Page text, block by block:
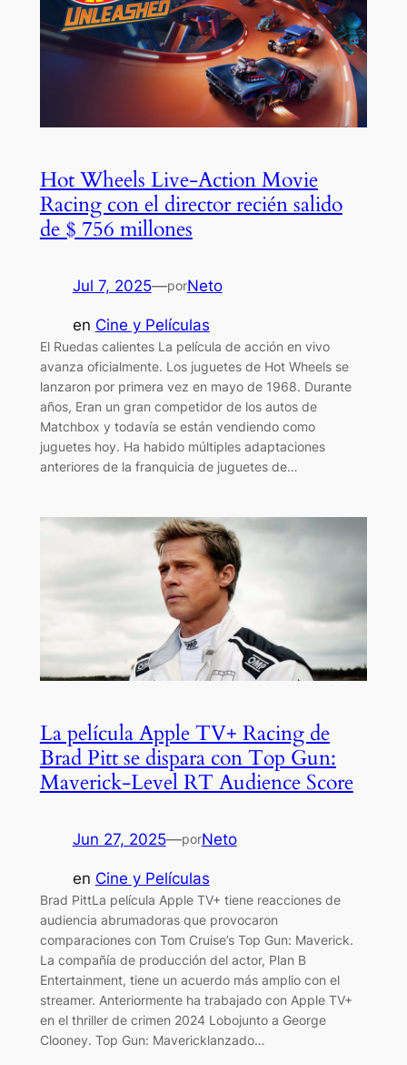
Hot Wheels Live-Action Movie
Racing con el director recién salido
de $ 756 millones
Jul 7, 2025—porNeto
en Cine y Películas
El Ruedas calientes La película de acción en vivo
avanza oficialmente. Los juguetes de Hot Wheels se
lanzaron por primera vez en mayo de 1968. Durante
años, Eran un gran competidor de los autos de
Matchbox y todavía se están vendiendo como
juguetes hoy. Ha habido múltiples adaptaciones
anteriores de la franquicia de juguetes de…
La película Apple TV+ Racing de
Brad Pitt se dispara con Top Gun:
Maverick-Level RT Audience Score
Jun 27, 2025—porNeto
en Cine y Películas
Brad PittLa película Apple TV+ tiene reacciones de
audiencia abrumadoras que provocaron
comparaciones con Tom Cruise’s Top Gun: Maverick.
La compañía de producción del actor, Plan B
Entertainment, tiene un acuerdo más amplio con el
streamer. Anteriormente ha trabajado con Apple TV+
en el thriller de crimen 2024 Lobojunto a George
Clooney. Top Gun: Mavericklanzado…